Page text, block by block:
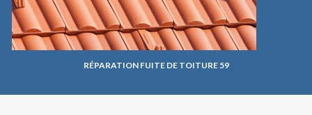
RÉPARATION FUITE DE TOITURE 59